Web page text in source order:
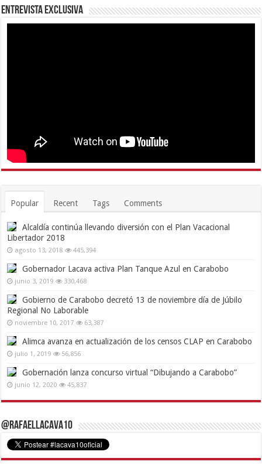
Entrevista Exclusiva
Popular Recent Tags Comments
Alcaldía continúa llevando diversión con el Plan Vacacional
Libertador 2018
agosto 13, 2018 445,394
Gobernador Lacava activa Plan Tanque Azul en Carabobo
junio 3, 2019 330,468
Gobierno de Carabobo decretó 13 de noviembre día de Júbilo
Regional No Laborable
noviembre 10, 2017 63,387
Alimca avanza en actualización de los censos CLAP en Carabobo
julio 1, 2019 56,856
Gobernación lanza concurso virtual “Dibujando a Carabobo”
junio 12, 2020 45,837
@RafaelLacava10